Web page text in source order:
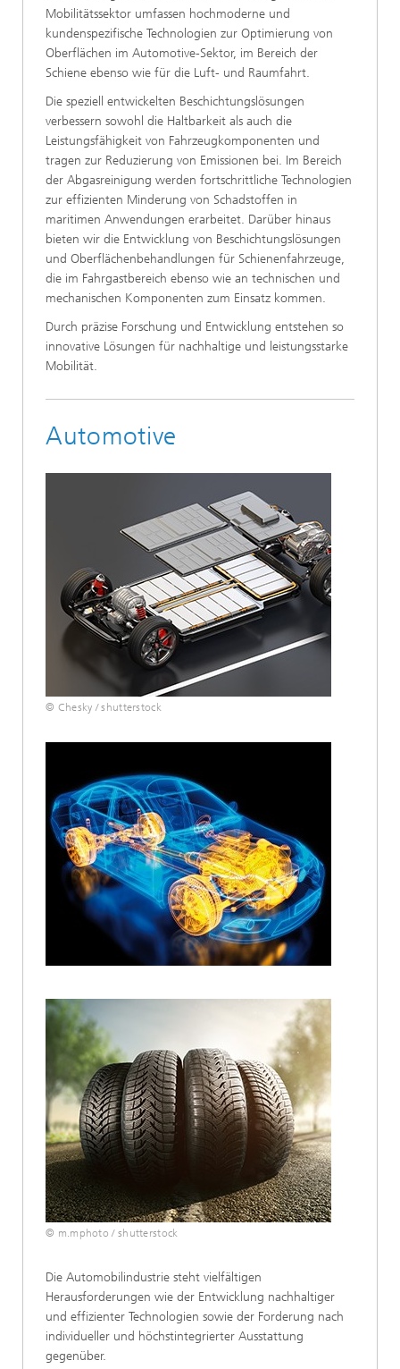
Mobilitätssektor umfassen hochmoderne und
kundenspezifische Technologien zur Optimierung von
Oberflächen im Automotive-Sektor, im Bereich der
Schiene ebenso wie für die Luft- und Raumfahrt.
Die speziell entwickelten Beschichtungslösungen
verbessern sowohl die Haltbarkeit als auch die
Leistungsfähigkeit von Fahrzeugkomponenten und
tragen zur Reduzierung von Emissionen bei. Im Bereich
der Abgasreinigung werden fortschrittliche Technologien
zur effizienten Minderung von Schadstoffen in
maritimen Anwendungen erarbeitet. Darüber hinaus
bieten wir die Entwicklung von Beschichtungslösungen
und Oberflächenbehandlungen für Schienenfahrzeuge,
die im Fahrgastbereich ebenso wie an technischen und
mechanischen Komponenten zum Einsatz kommen.
Durch präzise Forschung und Entwicklung entstehen so
innovative Lösungen für nachhaltige und leistungsstarke
Mobilität.
Automotive
© Chesky / shutterstock
© m.mphoto / shutterstock
Die Automobilindustrie steht vielfältigen
Herausforderungen wie der Entwicklung nachhaltiger
und effizienter Technologien sowie der Forderung nach
individueller und höchstintegrierter Ausstattung
gegenüber.